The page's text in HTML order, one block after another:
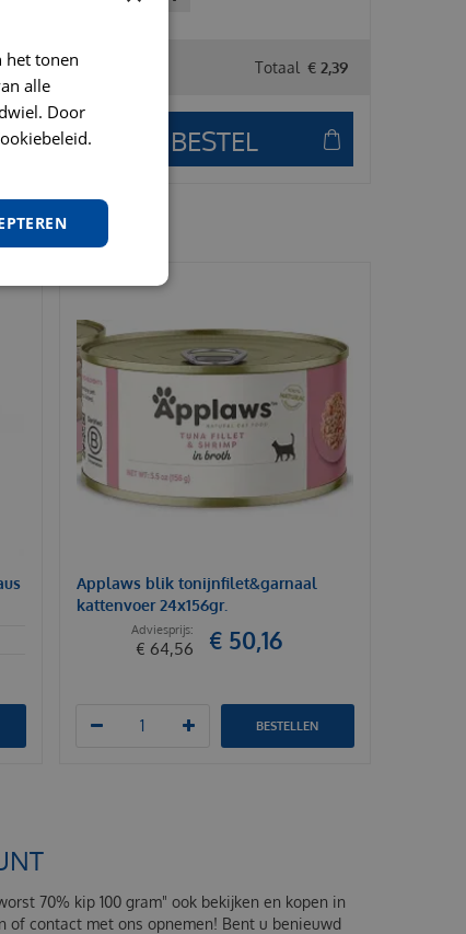
Totaal € 2,39
Applaws blik tonijnfilet&garnaal
kattenvoer 24x156gr.
€ 64,56 € 50,16
BESTELLEN
70% kip 100 gram" ook bekijken en kopen in
of contact met ons opnemen! Bent u benieuwd
het tonen
alle
Door